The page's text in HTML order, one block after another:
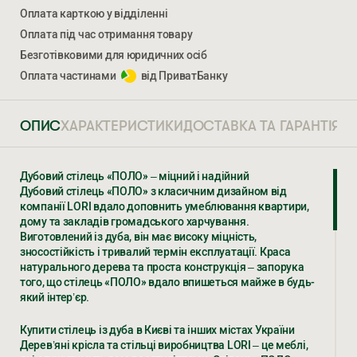
Оплата карткою у відділенні
Оплата під час отримання товару
Безготівковими для юридичних осіб
Оплата частинами
від ПриватБанку
ОПИСХАРАКТЕРИСТИКИДОСТАВКА ТА ГАРАНТІЯ
Дубовий стілець «ПОЛО» – міцний і надійний
Дубовий стілець «ПОЛО» з класичним дизайном від
компанії LORI вдало доповнить умеблювання квартири,
дому та закладів громадського харчування.
Виготовлений із дуба, він має високу міцність,
зносостійкість і тривалий термін експлуатації. Краса
натурального дерева та проста конструкція – запорука
того, що стілець «ПОЛО» вдало впишеться майже в будь-
який інтер’єр.
Купити стілець із дуба в Києві та інших містах України
Дерев’яні крісла та стільці виробництва LORI – це меблі,
Ми відкриті для співпраці з компаніями, які займаються
облаштуванням житлової та комерційної нерухомості
ВВЕДІТЬ ВАШЕ ПРІЗВИЩЕ ТА ІМ’Я *
НОМЕР ТЕЛЕФОНУ *
СТАТИ ПАРТНЕРОМ
Натискаючи ви автоматично погоджуєтеся на обробку
ПОЛО
4 054ГРН
ВВЕДІТЬ ВАШЕ ПРІЗВИЩЕ ТА ІМ’Я *
НОМЕР ТЕЛЕФОНУ *